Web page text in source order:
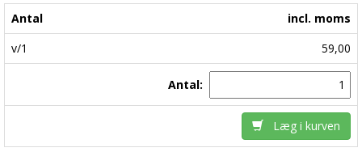
Antal
incl. moms
v/1
59,00
Antal:
Læg i kurven